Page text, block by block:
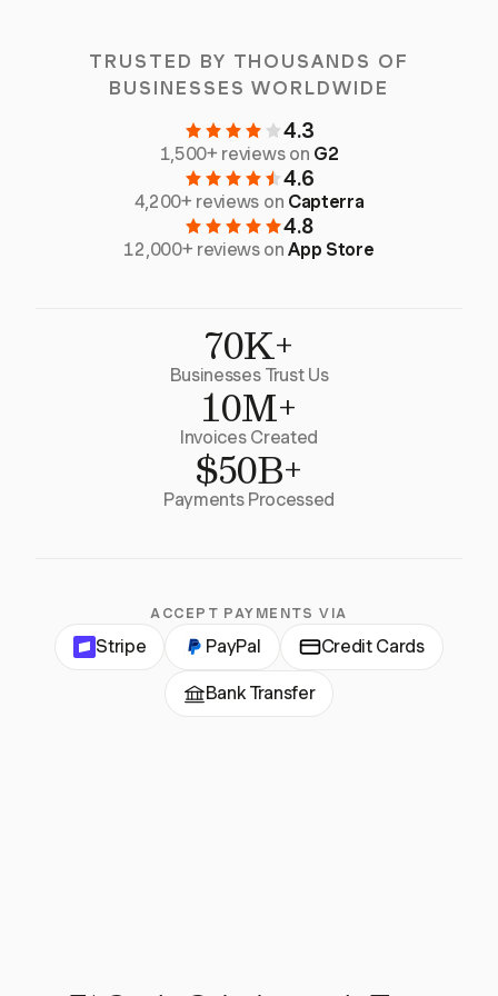
TRUSTED BY THOUSANDS OF
BUSINESSES WORLDWIDE
4.3
1,500+ reviews on G2
4.6
4,200+ reviews on Capterra
4.8
12,000+ reviews onApp Store
70K+
Businesses Trust Us
10M+
Invoices Created
$50B+
Payments Processed
ACCEPT PAYMENTS VIA
Stripe PayPal Credit Cards
Bank Transfer